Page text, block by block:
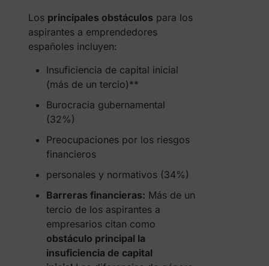
Los principales obstáculos para los
aspirantes a emprendedores
españoles incluyen:
Insuficiencia de capital inicial
(más de un tercio)**
Burocracia gubernamental
(32%)
Preocupaciones por los riesgos
financieros
personales y normativos (34%)
Barreras financieras: Más de un
tercio de los aspirantes a
empresarios citan como
obstáculo principal la
insuficiencia de capital